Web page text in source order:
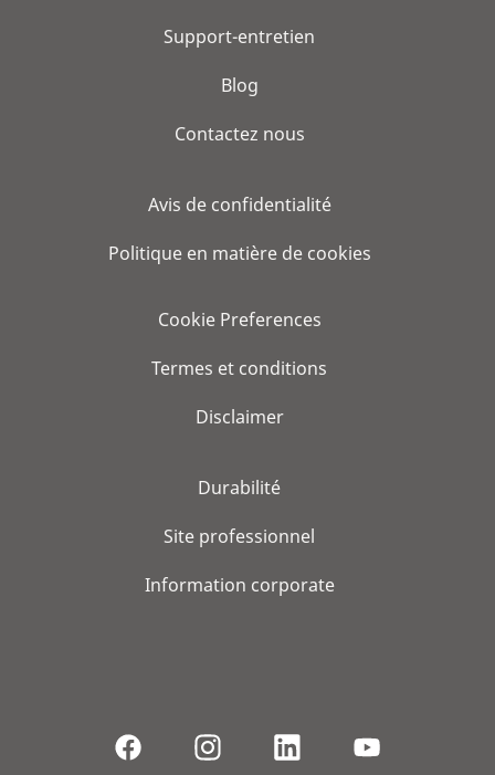
Support-entretien
Blog
Contactez nous
Avis de confidentialité
Politique en matière de cookies
Cookie Preferences
Termes et conditions
Disclaimer
Durabilité
Site professionnel
Information corporate